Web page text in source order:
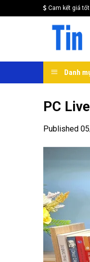
to
Cam kết giá
Danh
PC
Published